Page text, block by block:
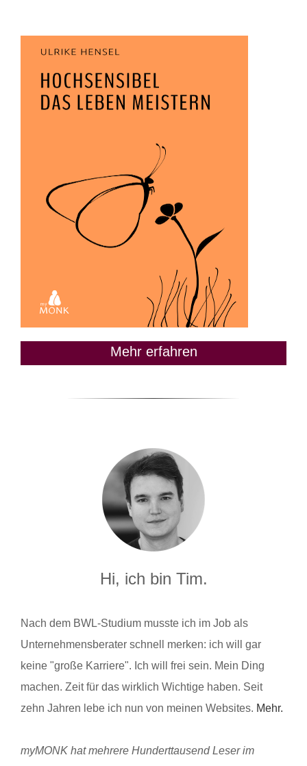
Mehr erfahren
Hi, ich bin Tim.
Nach dem BWL-Studium musste ich im Job als
Unternehmensberater schnell merken: ich will gar
keine "große Karriere". Ich will frei sein. Mein Ding
machen. Zeit für das wirklich Wichtige haben. Seit
zehn Jahren lebe ich nun von meinen Websites. Mehr.
myMONK hat mehrere Hunderttausend Leser im